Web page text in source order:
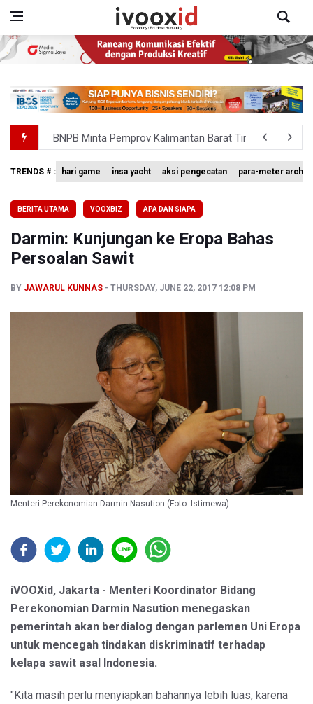
BNPB Minta Pemprov Kalimantan Barat Tinjau Kembali
Kemensos Targetkan 150 Ribu Siswa Masuk Program
Tim 9 Kejagung Periksa Febrie Adransayah sebagai
BPIP: Satu Siswa Sekolah Rakyat Jadi Calon Paskibraka
TRENDS # : hari game insa yacht aksi pengecatan para-meter
BERITA UTAMA VOOXBIZ APA DAN SIAPA
Darmin: Kunjungan ke Eropa Bahas
Persoalan Sawit
BY JAWARUL KUNNAS THURSDAY, JUNE 22, 2017 12:08 PM
Menteri Perekonomian Darmin Nasution (Foto: Istimewa)
iVOOXid, Jakarta - Menteri Koordinator Bidang
Perekonomian Darmin Nasution menegaskan
pemerintah akan berdialog dengan parlemen Uni Eropa
untuk mencegah tindakan diskriminatif terhadap
kelapa sawit asal Indonesia.
"Kita masih perlu menyiapkan bahannya lebih luas, karena